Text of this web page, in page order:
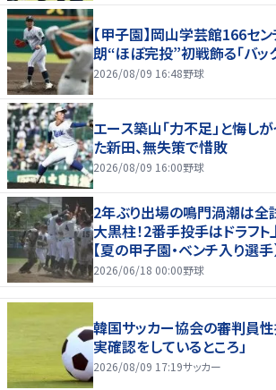
【甲子園】岡山学芸館166セ
朗“ほぼ完投”初戦飾る「バッ
2026/08/09 16:48野球
エース築山「力不足」と悔し
た新田、無失策で惜敗
2026/08/09 16:00野球
2年ぶり出場の鳴門渦潮は全
大黒柱！2番手投手はドラフ
【夏の甲子園・ベンチ入り選手
2026/06/18 00:00野球
韓国サッカー協会の審判員
実確認をしているところ」
2026/08/09 17:19サッカー